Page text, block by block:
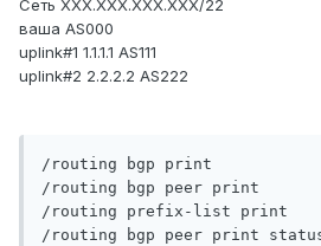
Сеть XXX.XXX.XXX.XXX/22
ваша AS000
uplink#1 1.1.1.1 AS111
uplink#2 2.2.2.2 AS222
/routing bgp print
/routing bgp peer print
/routing prefix-list print
/routing bgp peer print